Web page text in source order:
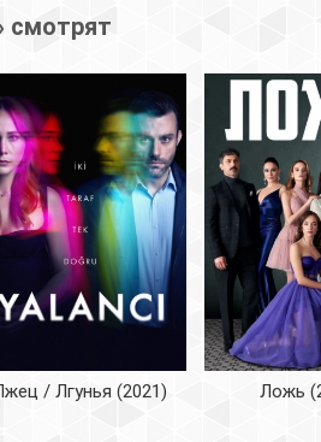
смотрят
/ Лгунья (2021) Ложь